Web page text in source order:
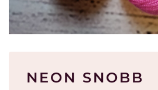
NEON SNOBB